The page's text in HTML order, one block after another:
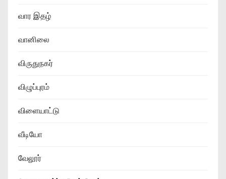
வார இதழ்
வானிலை
விருதுநகர்
விழுப்புரம்
விளையாட்டு
வீடியோ
வேலூர்